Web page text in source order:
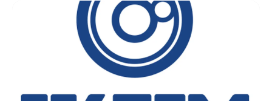
Sindicato leva reivindicações à TV TEM, denunciada de cometer